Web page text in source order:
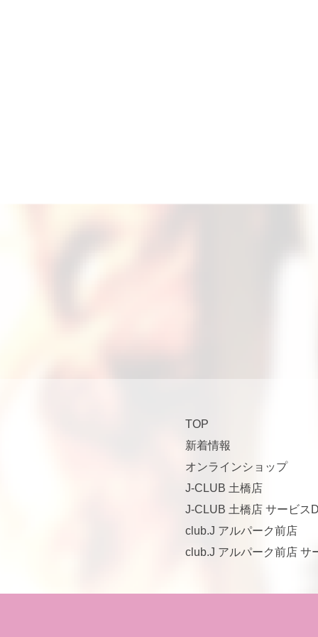
TOP
新着情報
オンラインショップ
J-CLUB 土橋店
J-CLUB 土橋店 サービス
club.J アルパーク前店
club.J アルパーク前店 サ